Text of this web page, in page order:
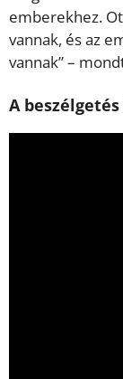
emberekhez.
vannak, és az
vannak” –
A